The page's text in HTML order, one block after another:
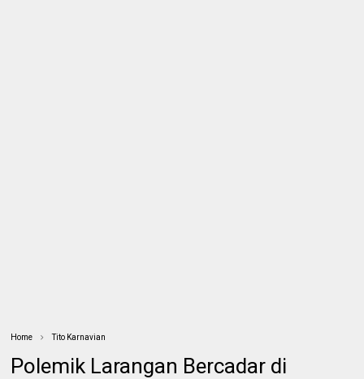
Home Tito Karnavian
Polemik Larangan Bercadar di